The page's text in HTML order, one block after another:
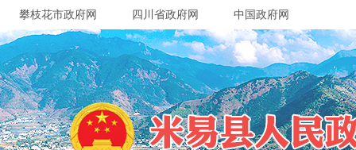
攀枝花市政府网 四川省政府网 中国政府网